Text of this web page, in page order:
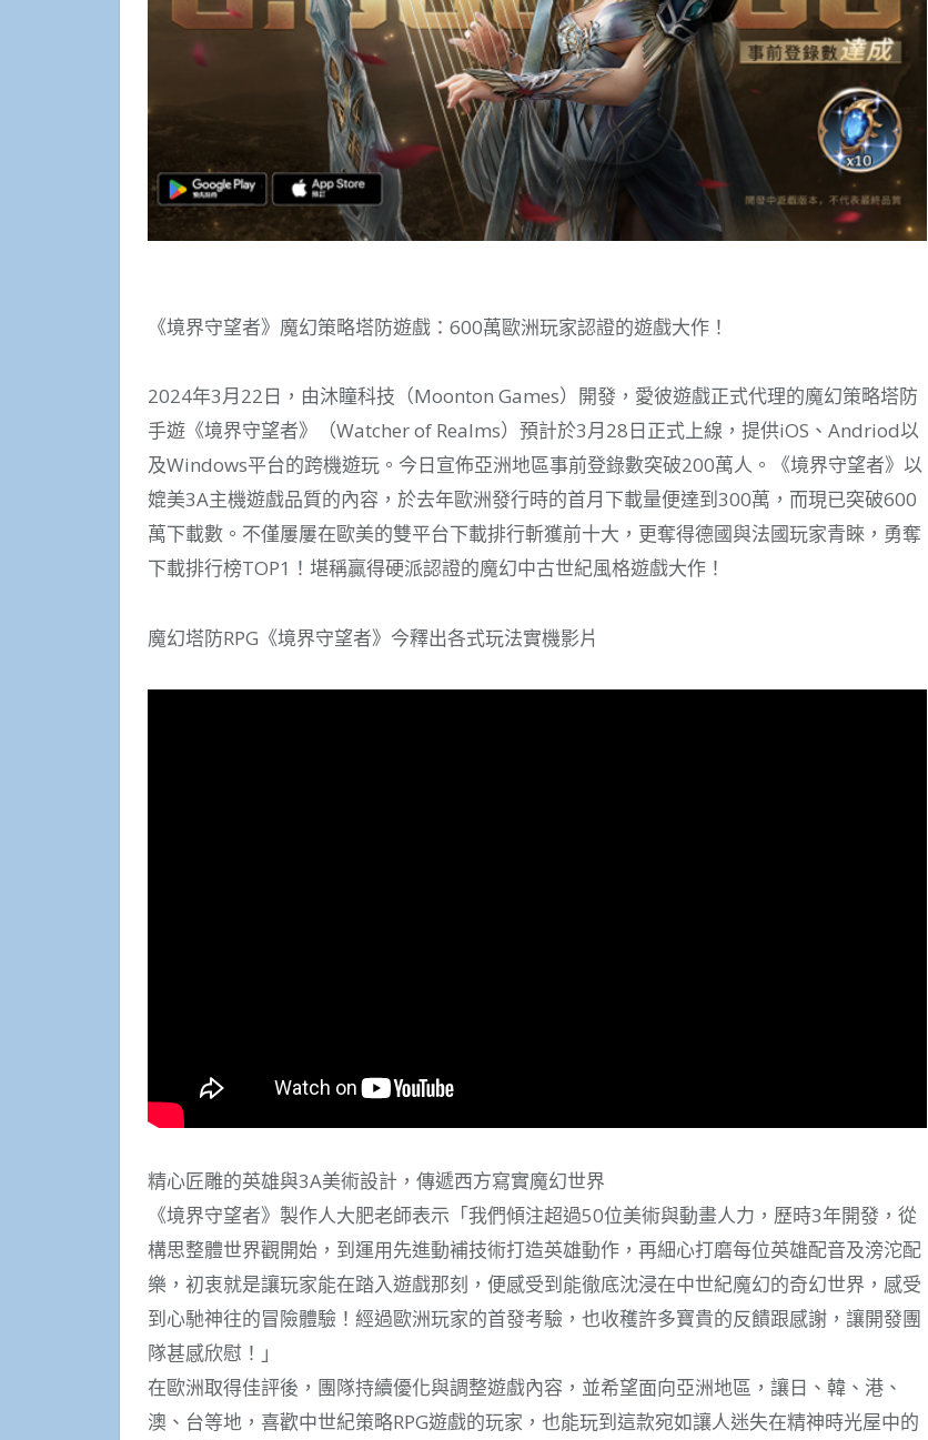
《境界守望者》魔幻策略塔防遊戲：600萬歐洲玩家認證的遊戲大作！
2024年3月22日，由沐瞳科技（Moonton Games）開發，愛彼遊戲正式代理的魔幻策略塔防
手遊《境界守望者》（Watcher of Realms）預計於3月28日正式上線，提供iOS、Andriod以
及Windows平台的跨機遊玩。今日宣佈亞洲地區事前登錄數突破200萬人。《境界守望者》以
媲美3A主機遊戲品質的內容，於去年歐洲發行時的首月下載量便達到300萬，而現已突破600
萬下載數。不僅屢屢在歐美的雙平台下載排行斬獲前十大，更奪得德國與法國玩家青睞，勇奪
下載排行榜TOP1！堪稱贏得硬派認證的魔幻中古世紀風格遊戲大作！
魔幻塔防RPG《境界守望者》今釋出各式玩法實機影片
精心匠雕的英雄與3A美術設計，傳遞西方寫實魔幻世界
《境界守望者》製作人大肥老師表示「我們傾注超過50位美術與動畫人力，歷時3年開發，從
構思整體世界觀開始，到運用先進動補技術打造英雄動作，再細心打磨每位英雄配音及滂沱配
樂，初衷就是讓玩家能在踏入遊戲那刻，便感受到能徹底沈浸在中世紀魔幻的奇幻世界，感受
到心馳神往的冒險體驗！經過歐洲玩家的首發考驗，也收穫許多寶貴的反饋跟感謝，讓開發團
隊甚感欣慰！」
在歐洲取得佳評後，團隊持續優化與調整遊戲內容，並希望面向亞洲地區，讓日、韓、港、
澳、台等地，喜歡中世紀策略RPG遊戲的玩家，也能玩到這款宛如讓人迷失在精神時光屋中的